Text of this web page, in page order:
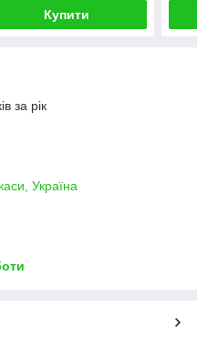
Купити
за рік
Україна